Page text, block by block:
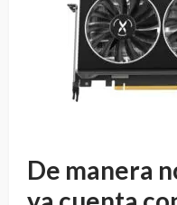
De manera